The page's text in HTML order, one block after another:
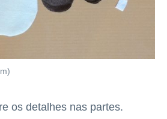
os detalhes nas partes.